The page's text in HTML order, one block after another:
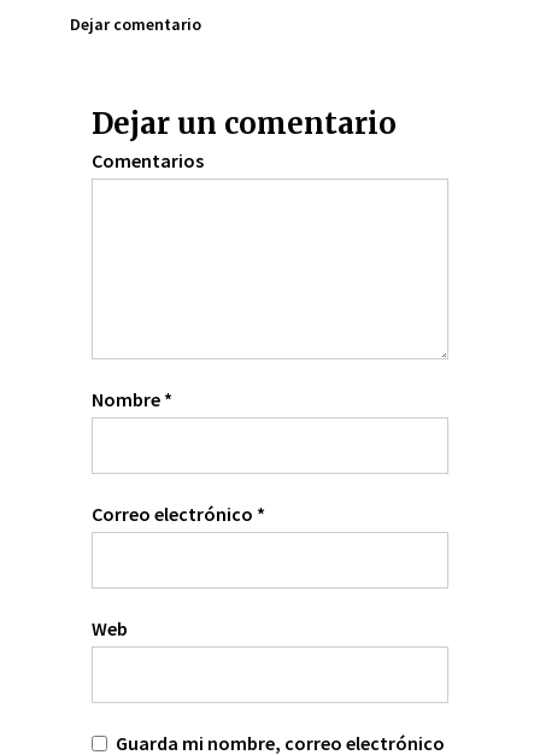
Dejar comentario
Dejar un comentario
Comentarios
Nombre *
Correo electrónico *
Web
Guarda mi nombre, correo electrónico